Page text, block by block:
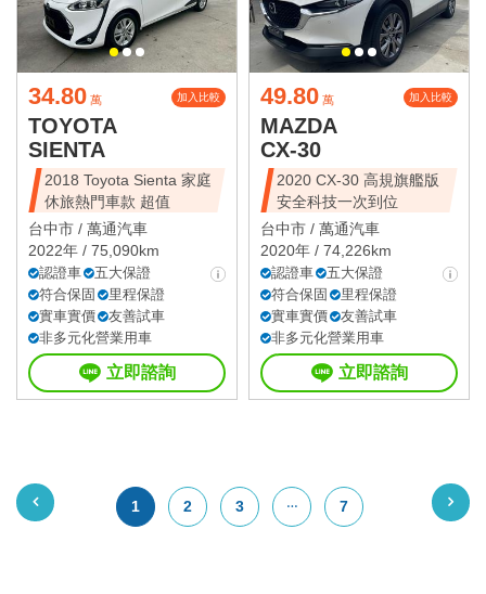
34.80 萬 加入比較
TOYOTA
SIENTA
2018 Toyota Sienta 家庭
休旅熱門車款 超值
台中市 / 萬通汽車
2022年 / 75,090km
認證車
五大保證
符合保固
里程保證
實車實價
友善試車
非多元化營業用車
立即諮詢
49.80 萬 加入比較
MAZDA
CX-30
2020 CX-30 高規旗艦版
安全科技一次到位
台中市 / 萬通汽車
2020年 / 74,226km
認證車
五大保證
符合保固
里程保證
實車實價
友善試車
非多元化營業用車
立即諮詢
1 2 3 7